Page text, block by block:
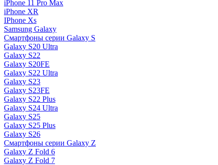
iPhone 11 Pro Max
iPhone XR
IPhone Xs
Samsung Galaxy
Смартфоны серии Galaxy S
Galaxy S20 Ultra
Galaxy S22
Galaxy S20FE
Galaxy S22 Ultra
Galaxy S23
Galaxy S23FE
Galaxy S22 Plus
Galaxy S24 Ultra
Galaxy S25
Galaxy S25 Plus
Galaxy S26
Смартфоны серии Galaxy Z
Galaxy Z Fold 6
Galaxy Z Fold 7